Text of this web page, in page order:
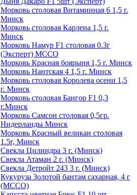
Морковь столовая Витаминная 6 1,5 г.
Минск
Морковь столовая Карлена 1,5 г.
Минск
Морковь Намур F1 столовая 0.3г
(Эксперт) МССО
Морковь Красная боярыня 1,5 г. Минск
Морковь Нантская 4 1,5 г. Минск
Морковь столовая Королева осени 1,5
г. Минск
Морковь столовая Бангор F1 0,3
г.Минск
Морковь Самсон столовая 0,5гр.
Нидерланды Минск
Морковь Красный великан столовая
1.5г, Минск
Свекла Цилиндра 3 г. (Минск)
Свекла Атаман 2 г. (Минск)
Свекла Детройт 243 3 г. (Минск)
Кукуруза Золотой бантам сахарная, 4 г
(МССО)